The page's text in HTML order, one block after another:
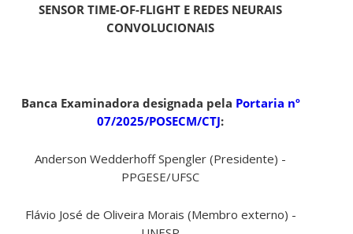
SENSOR TIME-OF-FLIGHT E REDES NEURAIS
CONVOLUCIONAIS
Banca Examinadora designada pela Portaria nº
07/2025/POSECM/CTJ:
Anderson Wedderhoff Spengler (Presidente) -
PPGESE/UFSC
Flávio José de Oliveira Morais (Membro externo) -